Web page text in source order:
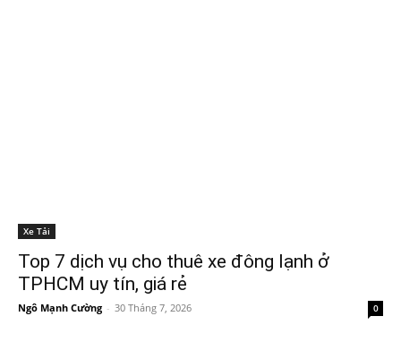
Xe Tải
Top 7 dịch vụ cho thuê xe đông lạnh ở
TPHCM uy tín, giá rẻ
Ngô Mạnh Cường - 30 Tháng 7, 2026 0